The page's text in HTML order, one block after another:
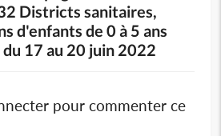
Districts sanitaires,
d'enfants de 0 à 5 ans
17 au 20 juin 2022
pour commenter ce